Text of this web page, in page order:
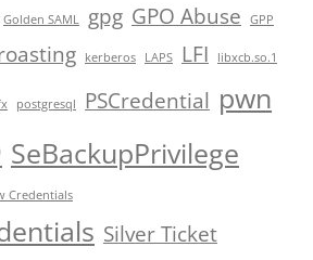
Golden SAML gpg GPO Abuse GPP
kerberos LAPS LFI libxcb.so.1
postgresql PSCredential pwn
SeBackupPrivilege
Credentials
Silver Ticket